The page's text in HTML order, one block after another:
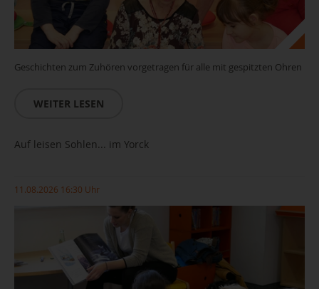
Geschichten zum Zuhören vorgetragen für alle mit gespitzten Ohren
WEITER LESEN
Auf leisen Sohlen... im Yorck
11.08.2026 16:30 Uhr